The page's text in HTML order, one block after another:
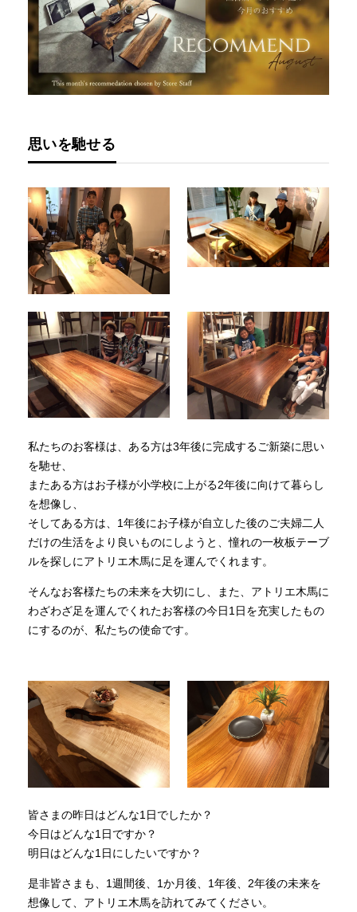
思いを馳せる
私たちのお客様は、ある方は3年後に完成するご新築に思い
を馳せ、
またある方はお子様が小学校に上がる2年後に向けて暮らし
を想像し、
そしてある方は、1年後にお子様が自立した後のご夫婦二人
だけの生活をより良いものにしようと、憧れの一枚板テーブ
ルを探しにアトリエ木馬に足を運んでくれます。
そんなお客様たちの未来を大切にし、また、アトリエ木馬に
わざわざ足を運んでくれたお客様の今日1日を充実したもの
にするのが、私たちの使命です。
皆さまの昨日はどんな1日でしたか？
今日はどんな1日ですか？
明日はどんな1日にしたいですか？
是非皆さまも、1週間後、1か月後、1年後、2年後の未来を
想像して、アトリエ木馬を訪れてみてください。